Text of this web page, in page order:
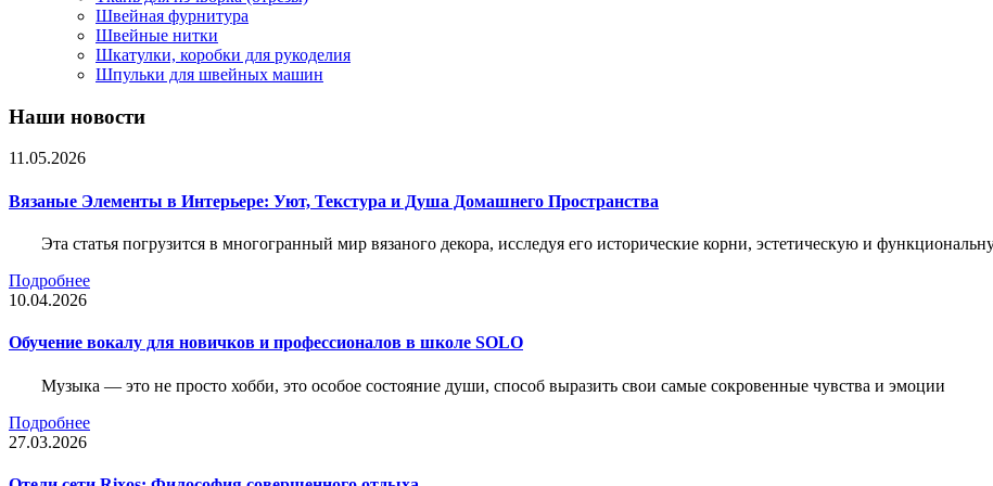
Швейная фурнитура
Швейные нитки
Шкатулки, коробки для рукоделия
Шпульки для швейных машин
Наши новости
11.05.2026
Вязаные Элементы в Интерьере: Уют, Текстура и Душа Домашнего Пространства
Эта статья погрузится в многогранный мир вязаного декора, исследуя его исторические корни, эстетическую и
Подробнее
10.04.2026
Обучение вокалу для новичков и профессионалов в школе SOLO
Музыка — это не просто хобби, это особое состояние души, способ выразить свои самые сокровенные чувства и эмоции
Подробнее
27.03.2026